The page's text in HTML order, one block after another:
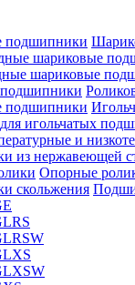
шариковые
шариковые
игольчатых
Опорные